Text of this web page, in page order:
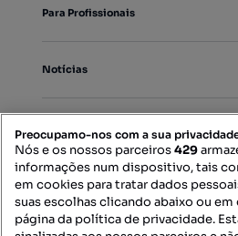
Para Profissionais
Notícias
Mapa do Site
Preocupamo-nos com a sua
Nós e os nossos parceiros429
informações num dispositivo, tais
em cookies para tratar dados
suas escolhas clicando abaixo ou
página da política de privacidade.